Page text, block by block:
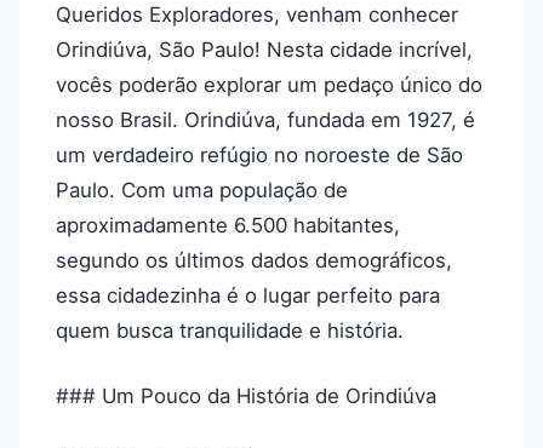
Queridos Exploradores, venham conhecer
Orindiúva, São Paulo! Nesta cidade incrível,
vocês poderão explorar um pedaço único do
nosso Brasil. Orindiúva, fundada em 1927, é
um verdadeiro refúgio no noroeste de São
Paulo. Com uma população de
aproximadamente 6.500 habitantes,
segundo os últimos dados demográficos,
essa cidadezinha é o lugar perfeito para
quem busca tranquilidade e história.
### Um Pouco da História de Orindiúva